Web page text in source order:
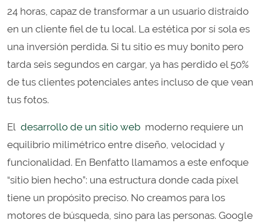
24 horas, capaz de transformar a un usuario distraído
en un cliente fiel de tu local. La estética por sí sola es
una inversión perdida. Si tu sitio es muy bonito pero
tarda seis segundos en cargar, ya has perdido el 50%
de tus clientes potenciales antes incluso de que vean
tus fotos.
El desarrollo de un sitio web moderno requiere un
equilibrio milimétrico entre diseño, velocidad y
funcionalidad. En Benfatto llamamos a este enfoque
“sitio bien hecho”: una estructura donde cada píxel
tiene un propósito preciso. No creamos para los
motores de búsqueda, sino para las personas. Google